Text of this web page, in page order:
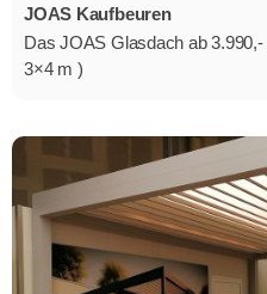
JOAS Kaufbeuren
Das JOAS Glasdach ab
3×4 m )